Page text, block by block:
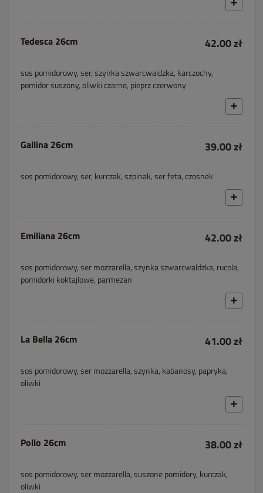
Tedesca 26cm 42.00 zł
sos pomidorowy, ser, szynka szwarcwaldzka, karczochy,
pomidor suszony, oliwki czarne, pieprz czerwony
Gallina 26cm 39.00 zł
sos pomidorowy, ser, kurczak, szpinak, ser feta, czosnek
Emiliana 26cm 42.00 zł
sos pomidorowy, ser mozzarella, szynka szwarcwaldzka, rucola,
pomidorki koktajlowe, parmezan
La Bella 26cm 41.00 zł
sos pomidorowy, ser mozzarella, szynka, kabanosy, papryka,
oliwki
Pollo 26cm 38.00 zł
sos pomidorowy, ser mozzarella, suszone pomidory, kurczak,
oliwki